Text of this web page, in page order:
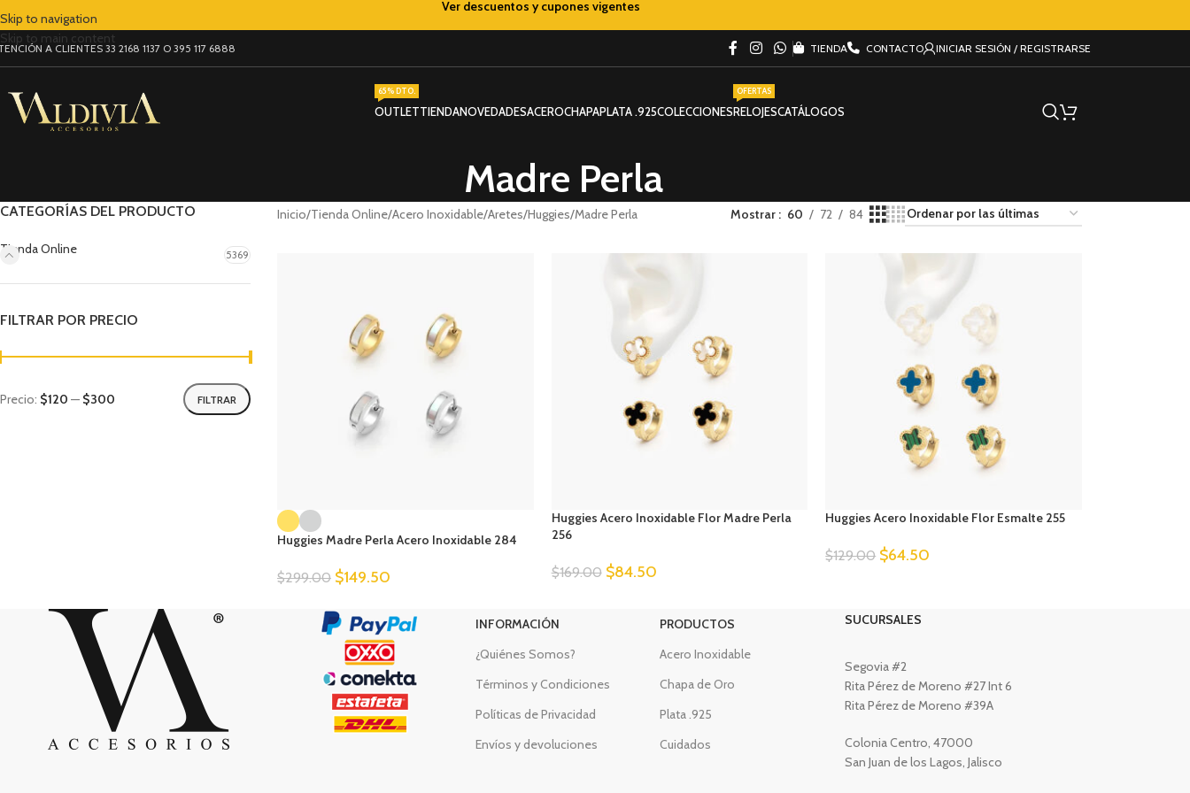
Skip to navigation
Skip to main content
Ver descuentos y cupones vigentes
A CLIENTES 33 2168 1137 O 395 117 6888 TIENDA CONTACTO INICIAR SESIÓN / REGISTRARSE
OUTLET
65% DTO.
TIENDANOVEDADESACEROCHAPAPLATA .925COLECCIONESRELOJES
OFERTAS
CATÁLOGOS
Madre Perla
CATEGORÍAS DEL PRODUCTO
Tienda Online 5369
FILTRAR POR PRECIO
FILTRAR
Precio: $120 — $300
Inicio Tienda Online Acero Inoxidable Aretes Huggies Madre Perla Mostrar 60 72 84
Huggies Madre Perla Acero Inoxidable 284
$299.00 $149.50
Huggies Acero Inoxidable Flor Madre Perla
256
$169.00 $84.50
Huggies Acero Inoxidable Flor Esmalte 255
$129.00 $64.50
INFORMACIÓN
¿Quiénes Somos?
Términos y Condiciones
Políticas de Privacidad
Envíos y devoluciones
PRODUCTOS
Acero Inoxidable
Chapa de Oro
Plata .925
Cuidados
SUCURSALES
Segovia #2
Rita Pérez de Moreno #27 Int 6
Rita Pérez de Moreno #39A
Colonia Centro, 47000
San Juan de los Lagos, Jalisco